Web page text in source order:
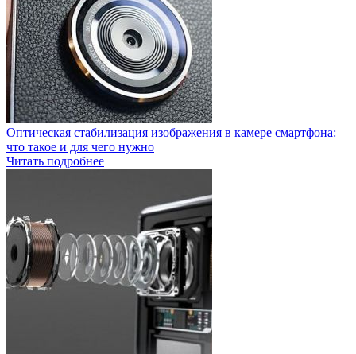
Оптическая стабилизация изображения в камере смартфона:
что такое и для чего нужно
Читать подробнее